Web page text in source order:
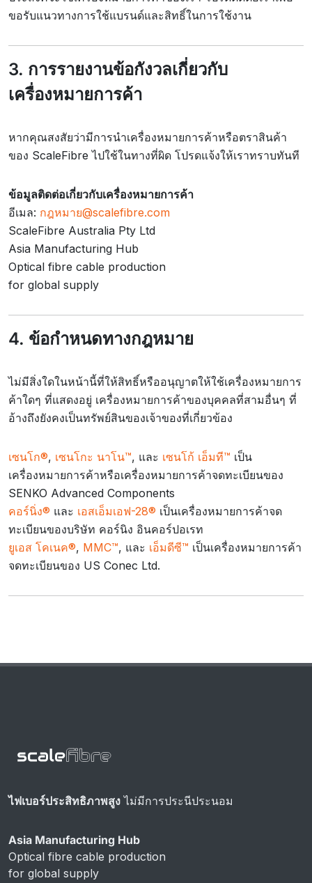
ขอรับแนวทางการใช้แบรนด์และสิทธิ์ในการใช้งาน
3. การรายงานข้อกังวลเกี่ยวกับ
เครื่องหมายการค้า
หากคุณสงสัยว่ามีการนำเครื่องหมายการค้าหรือตราสินค้า
ของ ScaleFibre ไปใช้ในทางที่ผิด โปรดแจ้งให้เราทราบทันที
ข้อมูลติดต่อเกี่ยวกับเครื่องหมายการค้า
อีเมล: กฎหมาย@scalefibre.com
ScaleFibre Australia Pty Ltd
Asia Manufacturing Hub
Optical fibre cable production
for global supply
4. ข้อกำหนดทางกฎหมาย
ไม่มีสิ่งใดในหน้านี้ที่ให้สิทธิ์หรืออนุญาตให้ใช้เครื่องหมายการ
ค้าใดๆ ที่แสดงอยู่ เครื่องหมายการค้าของบุคคลที่สามอื่นๆ ที่
อ้างถึงยังคงเป็นทรัพย์สินของเจ้าของที่เกี่ยวข้อง
เซนโก®, เซนโกะ นาโน™, และ เซนโก้ เอ็มที™ เป็น
เครื่องหมายการค้าหรือเครื่องหมายการค้าจดทะเบียนของ
SENKO Advanced Components
คอร์นิ่ง® และ เอสเอ็มเอฟ-28® เป็นเครื่องหมายการค้าจด
ทะเบียนของบริษัท คอร์นิง อินคอร์ปอเรท
ยูเอส โคเนค®, MMC™, และ เอ็มดีซี™ เป็นเครื่องหมายการค้า
จดทะเบียนของ US Conec Ltd.
ไฟเบอร์ประสิทธิภาพสูง ไม่มีการประนีประนอม
Asia Manufacturing Hub
Optical fibre cable production
for global supply